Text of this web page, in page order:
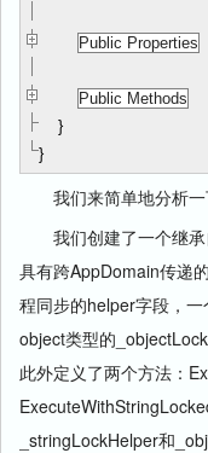
Public Properties
Public Methods
}
}
我们来简单地分析一
我们创建了一个继承
具有跨AppDomain传递
程同步的helper字段，
object类型的
此外定义了两个方法：
_stringLockHelper和